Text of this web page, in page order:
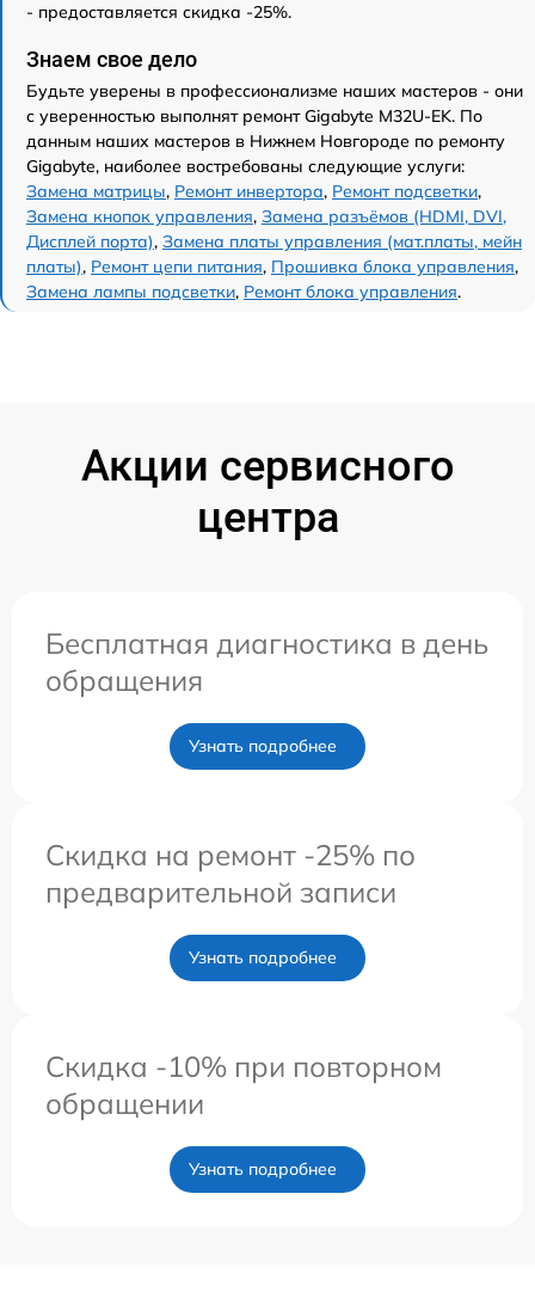
- предоставляется скидка -25%.
Знаем свое дело
Будьте уверены в профессионализме наших мастеров - они
с уверенностью выполнят ремонт Gigabyte M32U-EK. По
данным наших мастеров в Нижнем Новгороде по ремонту
Gigabyte, наиболее востребованы следующие услуги:
Замена матрицы, Ремонт инвертора, Ремонт подсветки,
Замена кнопок управления, Замена разъёмов (HDMI, DVI,
Дисплей порта), Замена платы управления (мат.платы, мейн
платы), Ремонт цепи питания, Прошивка блока управления,
Замена лампы подсветки, Ремонт блока управления.
Акции сервисного
центра
Бесплатная диагностика в день
обращения
Узнать подробнее
Скидка на ремонт -25% по
предварительной записи
Узнать подробнее
Скидка -10% при повторном
обращении
Узнать подробнее